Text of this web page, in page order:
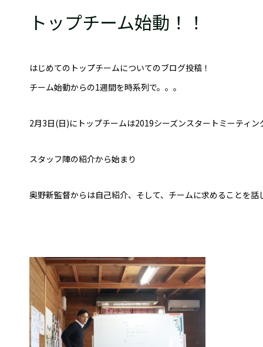
トップチーム始動！！
はじめてのトップチームについてのブログ投稿！
チーム始動からの1週間を時系列で。。。
2月3日(日)にトップチームは2019シーズンスタートミーティ
スタッフ陣の紹介から始まり
奥野新監督からは自己紹介、そして、チームに求めることを話